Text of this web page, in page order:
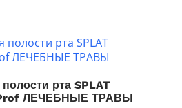
рта SPLAT
ЛЕЧЕБНЫЕ ТРАВЫ